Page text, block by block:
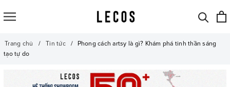
Trang chủ Tin tức
Phong cách artsy là gì? Khám phá tinh thần sáng
tạo tự do